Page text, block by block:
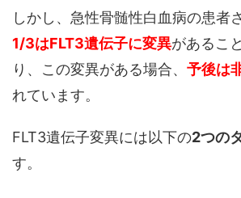
しかし、急性骨髄性白血病の患者
1/3はFLT3遺伝子に変異があるこ
り、この変異がある場合、 予後は
れています。
FLT3遺伝子変異には以下の2つの
す。